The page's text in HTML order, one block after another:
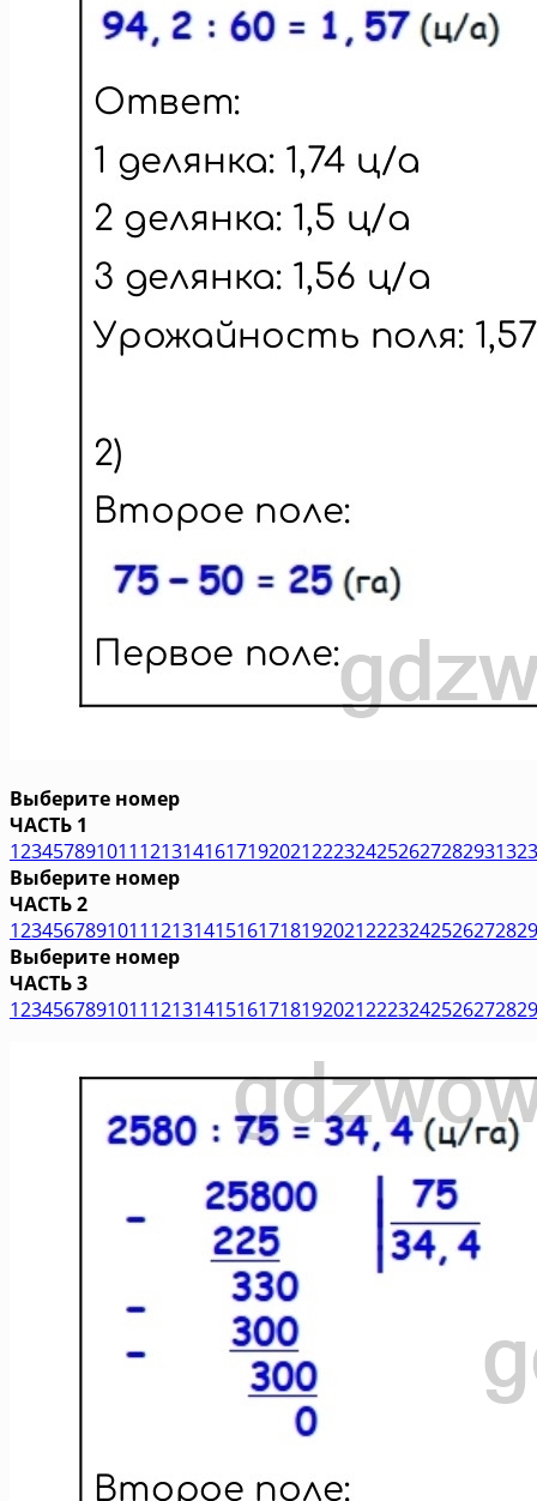
Выберите номер
ЧАСТЬ 1
123457891011121314161719202122232425262728293132
Выберите номер
ЧАСТЬ 2
1234567891011121314151617181920212223242526272829
Выберите номер
ЧАСТЬ 3
1234567891011121314151617181920212223242526272829